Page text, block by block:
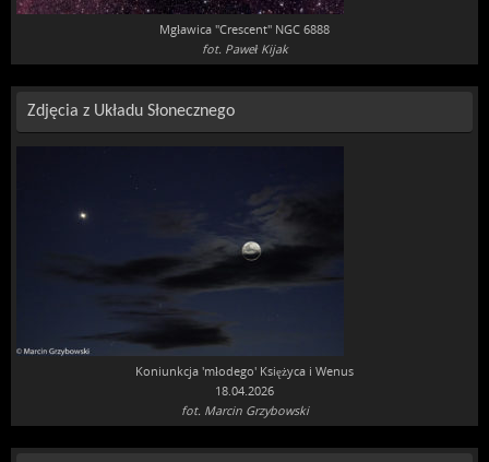
Mgławica "Crescent" NGC 6888
fot. Paweł Kijak
Zdjęcia z Układu Słonecznego
Koniunkcja 'młodego' Księżyca i Wenus
18.04.2026
fot. Marcin Grzybowski